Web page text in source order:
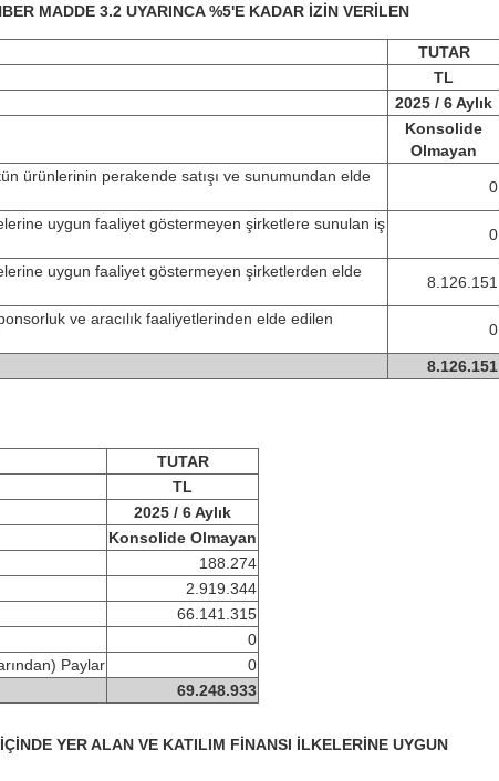
MADDE 3.2 UYARINCA %5'E KADAR İZİN VERİLEN
TUTAR
TL
2025 / 6 Aylık
Konsolide
Olmayan
ürünlerinin perakende satışı ve sunumundan elde
0
uygun faaliyet göstermeyen şirketlere sunulan iş
0
uygun faaliyet göstermeyen şirketlerden elde
8.126.151
ve aracılık faaliyetlerinden elde edilen
0
8.126.151
TUTAR
TL
2025 / 6 Aylık
Konsolide Olmayan
188.274
2.919.344
66.141.315
0
Paylar
0
69.248.933
YER ALAN VE KATILIM FİNANSI İLKELERİNE UYGUN